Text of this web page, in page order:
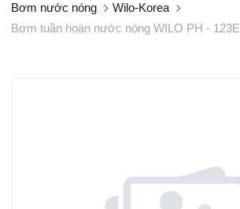
Bơm nước nóng
Wilo-Korea
Bơm tuần hoàn nước nóng WILO PH - 123E